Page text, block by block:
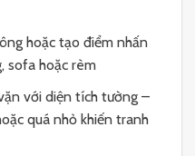
hoặc tạo điểm nhấn
sofa hoặc rèm
với diện tích tường –
quá nhỏ khiến tranh